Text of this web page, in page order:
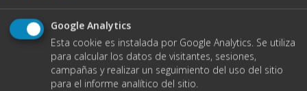
VER DATOS DE CONTACTO
Google Analytics
Esta cookie es instalada por Google Analytics. Se utiliza
para calcular los datos de visitantes, sesiones,
campañas y realizar un seguimiento del uso del sitio
para el informe analítico del sitio.